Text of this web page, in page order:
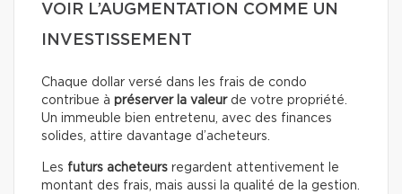
VOIR L’AUGMENTATION COMME UN
INVESTISSEMENT
Chaque dollar versé dans les frais de condo
contribue à préserver la valeurde votre propriété.
Un immeuble bien entretenu, avec des finances
solides, attire davantage d’acheteurs.
Les futurs acheteurs regardent attentivement le
montant des frais, mais aussi la qualité de la gestion.